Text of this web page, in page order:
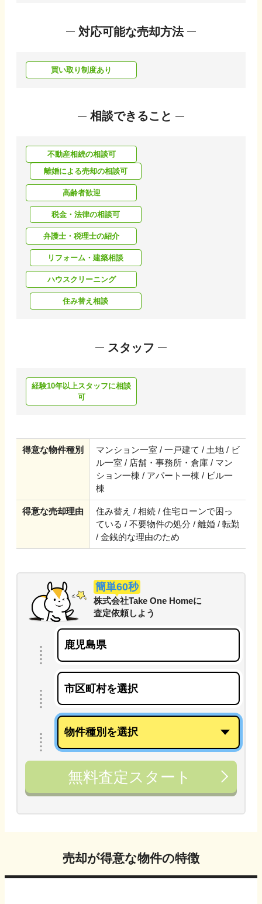
対応可能な売却方法
買い取り制度あり
相談できること
不動産相続の相談可
離婚による売却の相談可
高齢者歓迎
税金・法律の相談可
弁護士・税理士の紹介
リフォーム・建築相談
ハウスクリーニング
住み替え相談
スタッフ
経験10年以上スタッフに相談
可
得意な物件種別
マンション一室 / 一戸建て / 土地 / ビ
ル一室 / 店舗・事務所・倉庫 / マン
ション一棟 / アパート一棟 / ビル一
棟
得意な売却理由
住み替え / 相続 / 住宅ローンで困っ
ている / 不要物件の処分 / 離婚 / 転勤
/ 金銭的な理由のため
簡単60秒
株式会社Take One Homeに
査定依頼しよう
無料査定スタート
売却が得意な物件の特徴